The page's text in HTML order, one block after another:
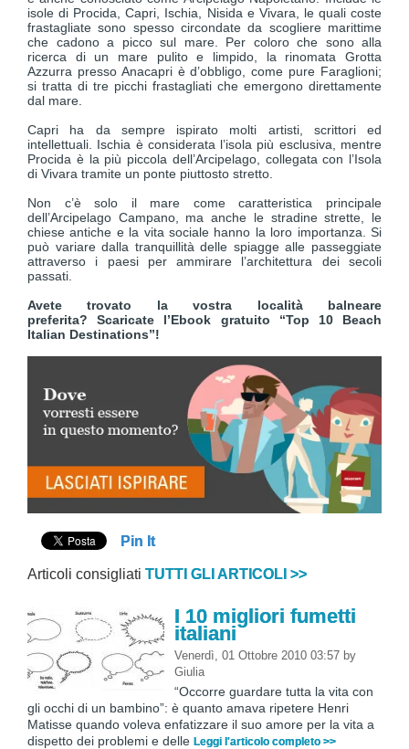
isole di Procida, Capri, Ischia, Nisida e Vivara, le quali coste
frastagliate sono spesso circondate da scogliere marittime
che cadono a picco sul mare. Per coloro che sono alla
ricerca di un mare pulito e limpido, la rinomata Grotta
Azzurra presso Anacapri è d’obbligo, come pure Faraglioni;
si tratta di tre picchi frastagliati che emergono direttamente
dal mare.
Capri ha da sempre ispirato molti artisti, scrittori ed
intellettuali. Ischia è considerata l’isola più esclusiva, mentre
Procida è la più piccola dell’Arcipelago, collegata con l’Isola
di Vivara tramite un ponte piuttosto stretto.
Non c’è solo il mare come caratteristica principale
dell’Arcipelago Campano, ma anche le stradine strette, le
chiese antiche e la vita sociale hanno la loro importanza. Si
può variare dalla tranquillità delle spiagge alle passeggiate
attraverso i paesi per ammirare l’architettura dei secoli
passati.
Avete trovato la vostra località balneare
preferita? Scaricate l’Ebook gratuito “Top 10 Beach
Italian Destinations”!
Pin It
Articoli consigliati TUTTI GLI ARTICOLI >>
I 10 migliori fumetti
italiani
Venerdì, 01 Ottobre 2010 03:57 by
Giulia
“Occorre guardare tutta la vita con
gli occhi di un bambino”: è quanto amava ripetere Henri
Matisse quando voleva enfatizzare il suo amore per la vita a
dispetto dei problemi e delle Leggi l'articolo completo >>